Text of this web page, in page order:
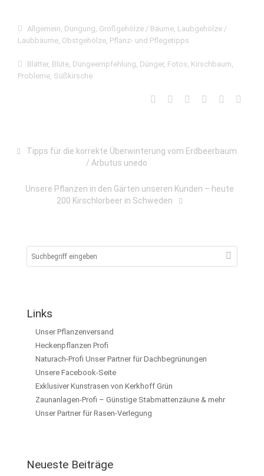
Allgemein, Düngung, Großgehölze / Bäume, Laubgehölze /
Laubbäume, Obstgehölze, Pflanz- und Pflegetipps
Blätter, Blüte, Düngeempfehlung, Dünger, Fotos, Kirschbaum,
Probleme, Süßkirsche
Tipps für die korrekte Überwinterung vom Erdbeerbaum
/ Arbutus unedo
Unsere Pflanzen in den Gärten unseren Kunden – heute
200 Kirschlorbeer in Schweden
Links
Unser Pflanzenversand
Heckenpflanzen Profi
Naturach-Profi Unser Partner für Dachbegrünungen
Unsere Facebook-Seite
Exklusiver Kunstrasen von Kerkhoff Grün
Zaunanlagen-Profi – Günstige Stabmattenzäune & mehr
Unser Partner für Rasen-Verlegung
Neueste Beiträge